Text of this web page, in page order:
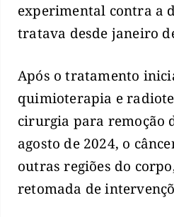
experimental contra a
tratava desde janeiro
Após o tratamento
quimioterapia e
cirurgia para remoção
agosto de 2024, o
outras regiões do
retomada de